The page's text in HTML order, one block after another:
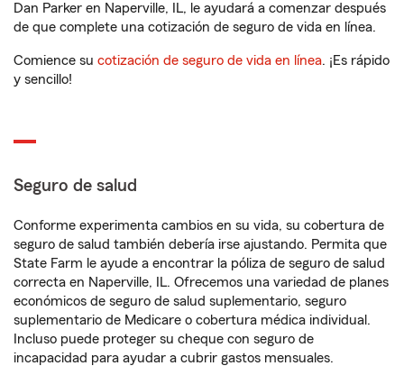
Dan Parker en Naperville, IL, le ayudará a comenzar después
de que complete una cotización de seguro de vida en línea.
Comience su cotización de seguro de vida en línea. ¡Es rápido
y sencillo!
Seguro de salud
Conforme experimenta cambios en su vida, su cobertura de
seguro de salud también debería irse ajustando. Permita que
State Farm le ayude a encontrar la póliza de seguro de salud
correcta en Naperville, IL. Ofrecemos una variedad de planes
económicos de seguro de salud suplementario, seguro
suplementario de Medicare o cobertura médica individual.
Incluso puede proteger su cheque con seguro de
incapacidad para ayudar a cubrir gastos mensuales.